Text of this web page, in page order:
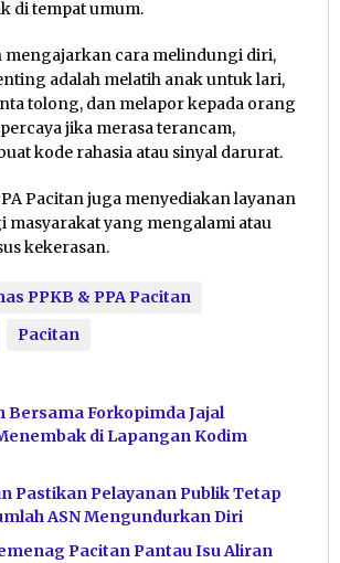
di tempat umum.
mengajarkan cara melindungi diri,
adalah melatih anak untuk lari,
tolong, dan melapor kepada orang
jika merasa terancam,
kode rahasia atau sinyal darurat.
Pacitan juga menyediakan layanan
masyarakat yang mengalami atau
kekerasan.
PPKB & PPA Pacitan
Pacitan
Bersama Forkopimda Jajal
di Lapangan Kodim
Pastikan Pelayanan Publik Tetap
ASN Mengundurkan Diri
Pacitan Pantau Isu Aliran